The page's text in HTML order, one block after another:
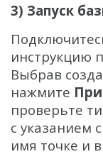
3) Запуск
инструкцию
Выбрав
нажмите
проверьте
с указанием
имя точке и